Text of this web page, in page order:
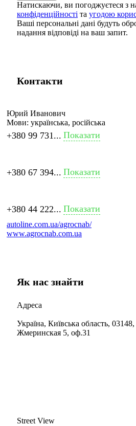
Натискаючи, ви погоджуєтеся з
конфіденційності та угодою
Ваші персональні дані будуть
надання відповіді на ваш запит.
Контакти
Юрий Иванович
Мови: українська, російська
+380 99 731... Показати
+380 67 394... Показати
+380 44 222... Показати
autoline.com.ua/agrocnab/
www.agrocnab.com.ua
Як нас знайти
Адреса
Україна, Київська область,
Жмеринская 5, оф.31
Street View